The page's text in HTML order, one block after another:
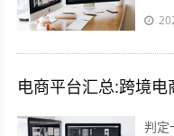
需自
电商平台汇总:跨境电
判定